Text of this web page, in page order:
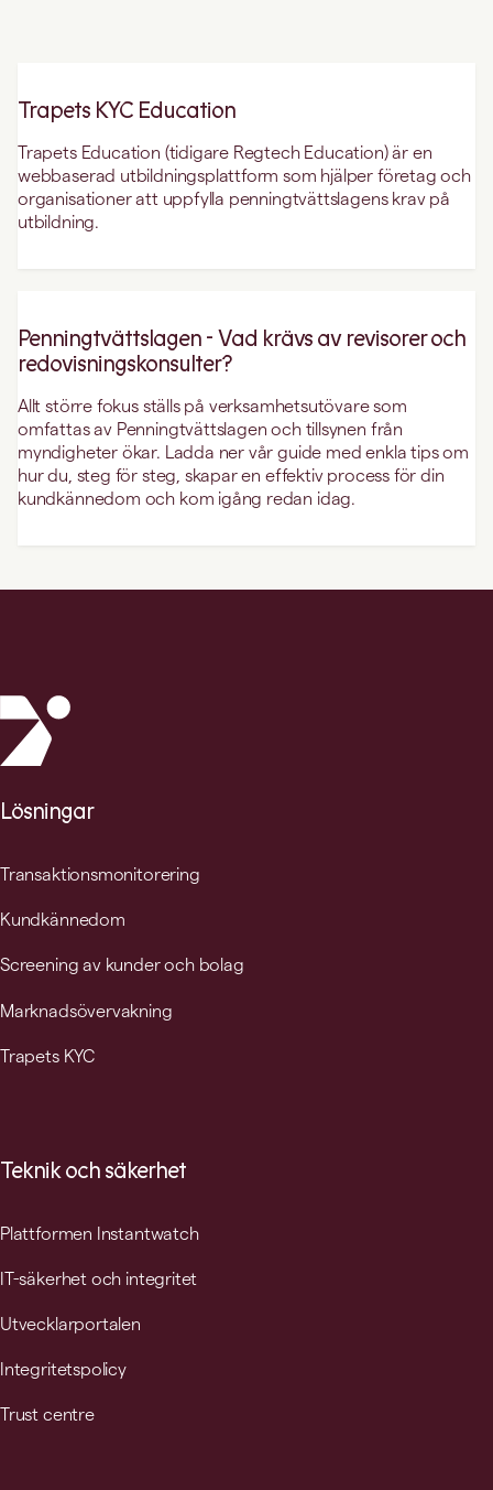
Trapets KYC Education
Trapets Education (tidigare Regtech Education) är en
webbaserad utbildningsplattform som hjälper företag och
organisationer att uppfylla penningtvättslagens krav på
utbildning.
Penningtvättslagen - Vad krävs av revisorer och
redovisningskonsulter?
Allt större fokus ställs på verksamhetsutövare som
omfattas av Penningtvättslagen och tillsynen från
myndigheter ökar. Ladda ner vår guide med enkla tips om
hur du, steg för steg, skapar en effektiv process för din
kundkännedom och kom igång redan idag.
Lösningar
Transaktionsmonitorering
Kundkännedom
Screening av kunder och bolag
Marknadsövervakning
Trapets KYC
Teknik och säkerhet
Plattformen Instantwatch
IT-säkerhet och integritet
Utvecklarportalen
Integritetspolicy
Trust centre